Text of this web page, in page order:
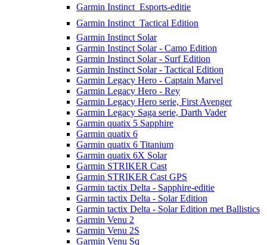
Garmin Instinct  Esports-editie
Garmin Instinct  Tactical Edition
Garmin Instinct Solar
Garmin Instinct Solar - Camo Edition
Garmin Instinct Solar - Surf Edition
Garmin Instinct Solar - Tactical Edition
Garmin Legacy Hero - Captain Marvel
Garmin Legacy Hero - Rey
Garmin Legacy Hero serie, First Avenger
Garmin Legacy Saga serie, Darth Vader
Garmin quatix 5 Sapphire
Garmin quatix 6
Garmin quatix 6 Titanium
Garmin quatix 6X Solar
Garmin STRIKER Cast
Garmin STRIKER Cast GPS
Garmin tactix Delta - Sapphire-editie
Garmin tactix Delta - Solar Edition
Garmin tactix Delta - Solar Edition met Ballistics
Garmin Venu 2
Garmin Venu 2S
Garmin Venu Sq